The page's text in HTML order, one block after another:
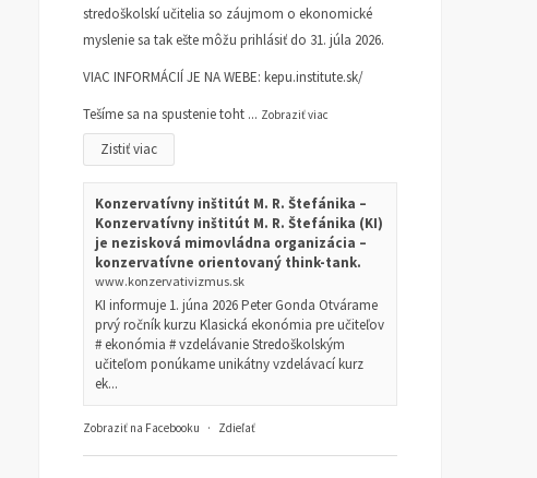
stredoškolskí učitelia so záujmom o ekonomické
myslenie sa tak ešte môžu prihlásiť do 31. júla 2026.
VIAC INFORMÁCIÍ JE NA WEBE: kepu.institute.sk/
Tešíme sa na spustenie toht ... Zobraziť viac
Zistiť viac
Konzervatívny inštitút M. R. Štefánika –
Konzervatívny inštitút M. R. Štefánika (KI)
je nezisková mimovládna organizácia –
konzervatívne orientovaný think-tank.
www.konzervativizmus.sk
KI informuje 1. júna 2026 Peter Gonda Otvárame
prvý ročník kurzu Klasická ekonómia pre učiteľov
# ekonómia # vzdelávanie Stredoškolským
učiteľom ponúkame unikátny vzdelávací kurz
ek...
Zobraziť na Facebooku · Zdieľať